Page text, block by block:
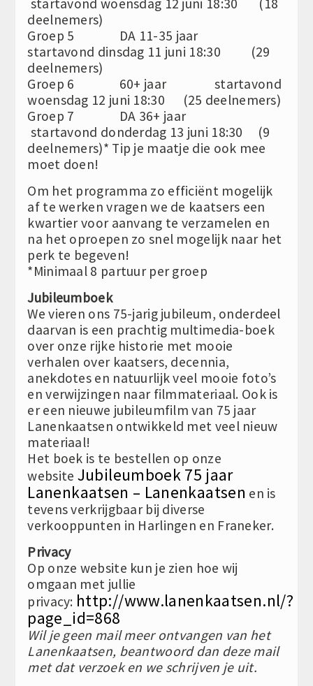
startavond woensdag 12 juni 18:30 (18
deelnemers)
Groep 5 DA 11-35 jaar
startavond dinsdag 11 juni 18:30 (29
deelnemers)
Groep 6 60+ jaar startavond
woensdag 12 juni 18:30 (25 deelnemers)
Groep 7 DA 36+ jaar
startavond donderdag 13 juni 18:30 (9
deelnemers)* Tip je maatje die ook mee
moet doen!
Om het programma zo efficiënt mogelijk
af te werken vragen we de kaatsers een
kwartier voor aanvang te verzamelen en
na het oproepen zo snel mogelijk naar het
perk te begeven!
*Minimaal 8 partuur per groep
Jubileumboek
We vieren ons 75-jarig jubileum, onderdeel
daarvan is een prachtig multimedia-boek
over onze rijke historie met mooie
verhalen over kaatsers, decennia,
anekdotes en natuurlijk veel mooie foto’s
en verwijzingen naar filmmateriaal. Ook is
er een nieuwe jubileumfilm van 75 jaar
Lanenkaatsen ontwikkeld met veel nieuw
materiaal!
Het boek is te bestellen op onze
website Jubileumboek 75 jaar
Lanenkaatsen – Lanenkaatsen en is
tevens verkrijgbaar bij diverse
verkooppunten in Harlingen en Franeker.
Privacy
Op onze website kun je zien hoe wij
omgaan met jullie
privacy: http://www.lanenkaatsen.nl/?
page_id=868
Wil je geen mail meer ontvangen van het
Lanenkaatsen, beantwoord dan deze mail
met dat verzoek en we schrijven je uit.